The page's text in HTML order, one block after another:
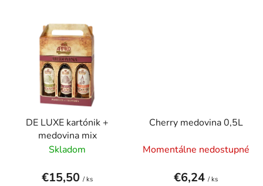
DE LUXE kartónik +
medovina mix
Skladom
€15,50 / ks
Cherry medovina 0,5L
Momentálne nedostupné
€6,24 / ks